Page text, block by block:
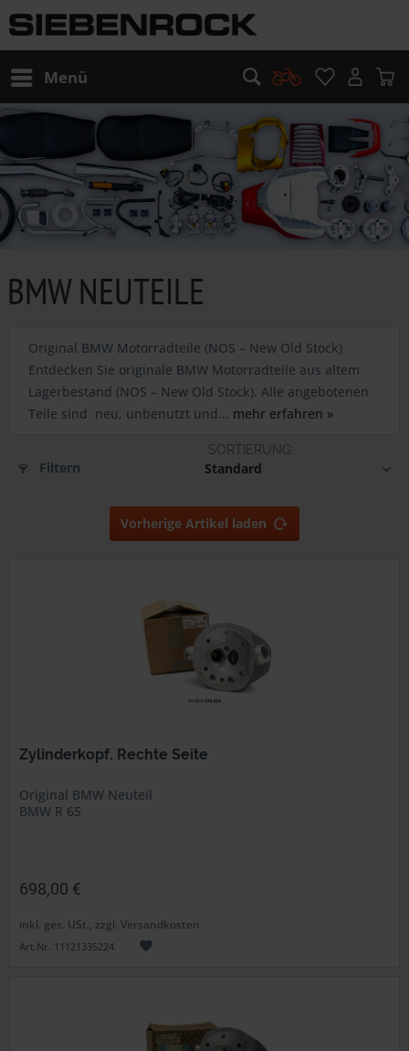
Menü
BMW NEUTEILE
Original BMW Motorradteile (NOS – New Old Stock)
Entdecken Sie originale BMW Motorradteile aus altem
Lagerbestand (NOS – New Old Stock). Alle angebotenen
Teile sind neu, unbenutzt und... mehr erfahren »
Filtern
Vorherige Artikel laden
Zylinderkopf. Rechte Seite
Original BMW Neuteil
BMW R 65
698,00 €
inkl. ges. USt., zzgl. Versandkosten
Art.Nr. 11121335224